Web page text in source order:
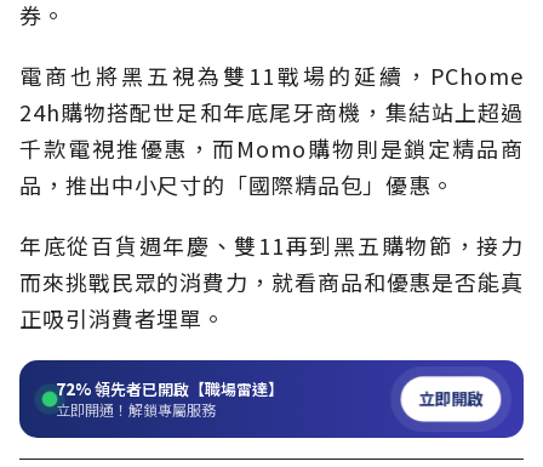
券。
電商也將黑五視為雙11戰場的延續，PChome
24h購物搭配世足和年底尾牙商機，集結站上超過
千款電視推優惠，而Momo購物則是鎖定精品商
品，推出中小尺寸的「國際精品包」優惠。
年底從百貨週年慶、雙11再到黑五購物節，接力
而來挑戰民眾的消費力，就看商品和優惠是否能真
正吸引消費者埋單。
72%領先者已開啟【職場雷達】
立即開通！解鎖專屬服務 立即開啟